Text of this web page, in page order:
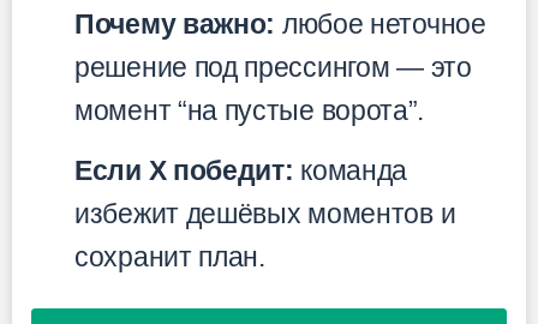
Почему важно: любое неточное
решение под прессингом — это
момент “на пустые ворота”.
Если X победит: команда
избежит дешёвых моментов и
сохранит план.